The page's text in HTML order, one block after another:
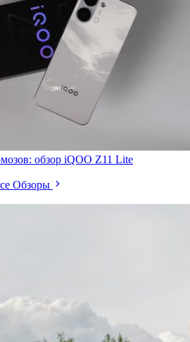
обзор iQOO Z11 Lite
Обзоры